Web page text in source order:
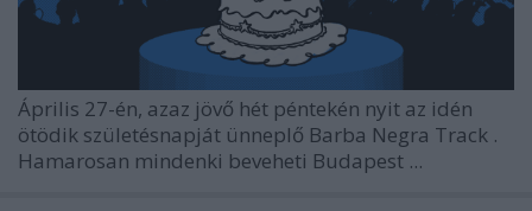
Április 27-én, azaz jövő hét péntekén nyit az idén
ötödik születésnapját ünneplő Barba Negra Track .
Hamarosan mindenki beveheti Budapest ...